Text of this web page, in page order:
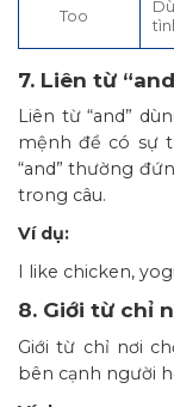
Too
7. Liên từ
Liên từ “and”
mệnh đề có sự
“and” thường
trong câu.
Ví dụ:
I like chicken,
8. Giới từ chỉ
Giới từ chỉ nơi
bên cạnh người